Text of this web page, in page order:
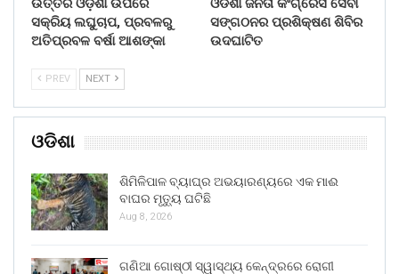
ଉତ୍ତର ଓଡ଼ିଶା ଉପରେ
ସକ୍ରିୟ ଲଘୁଚାପ, ପ୍ରବଳରୁ
ଅତିପ୍ରବଳ ବର୍ଷା ଆଶଙ୍କା
ଓଡିଶା ଜନତା କଂଗ୍ରେସ ସେବା
ସଙ୍ଗଠନର ପ୍ରଶିକ୍ଷଣ ଶିବିର
ଉଦଘାଟିତ
PREV NEXT
ଓଡିଶା
ଶିମିଳିପାଳ ବ୍ୟାଘ୍ର ଅଭୟାରଣ୍ୟରେ ଏକ ମାଈ
ବାଘର ମୃତ୍ୟୁ ଘଟିଛି
Aug 8, 2026
ଗଣିଆ ଗୋଷ୍ଠୀ ସ୍ୱାସ୍ଥ୍ୟ କେନ୍ଦ୍ରରେ ରୋଗୀ